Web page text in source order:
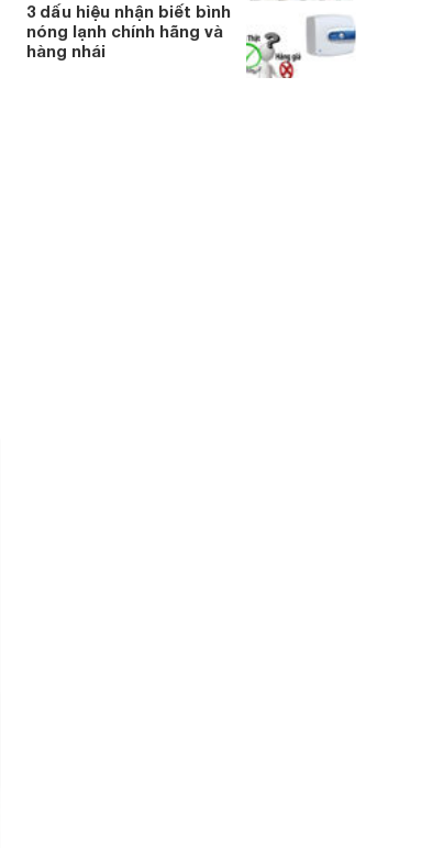
3 dấu hiệu nhận biết bình
nóng lạnh chính hãng và
hàng nhái